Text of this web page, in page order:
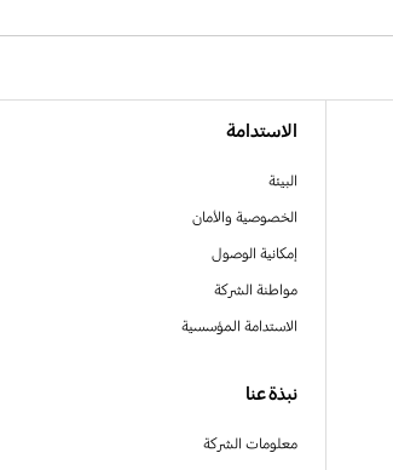
الاستدامة
البيئة
الخصوصية والأمان
إمكانية الوصول
مواطنة الشركة
الاستدامة المؤسسية
نبذة عنا
معلومات الشركة